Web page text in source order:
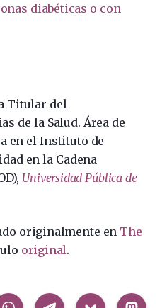
diabéticas o con
Titular del
de la Salud. Área de
en el Instituto de
en la Cadena
Universidad Pública de
originalmente en The
original.